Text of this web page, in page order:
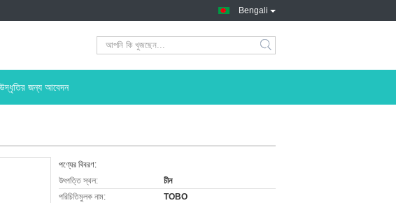
Bengali
উদ্ধৃতির জন্য আবেদন
পণ্যের বিবরণ:
উৎপত্তি স্থল:
চীন
পরিচিতিমুলক নাম:
TOBO